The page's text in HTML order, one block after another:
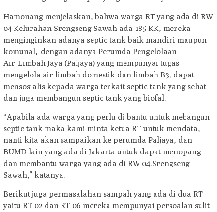
Hamonang menjelaskan, bahwa warga RT yang ada di RW
04 Kelurahan Srengseng Sawah ada 185 KK, mereka
menginginkan adanya septic tank baik mandiri maupun
komunal, dengan adanya Perumda Pengelolaan
Air Limbah Jaya (Paljaya) yang mempunyai tugas
mengelola air limbah domestik dan limbah B3, dapat
mensosialis kepada warga terkait septic tank yang sehat
dan juga membangun septic tank yang biofal.
“Apabila ada warga yang perlu di bantu untuk mebangun
septic tank maka kami minta ketua RT untuk mendata,
nanti kita akan sampaikan ke perumda Paljaya, dan
BUMD lain yang ada di Jakarta untuk dapat menopang
dan membantu warga yang ada di RW 04.Srengseng
Sawah,” katanya.
Berikut juga permasalahan sampah yang ada di dua RT
yaitu RT 02 dan RT 06 mereka mempunyai persoalan sulit